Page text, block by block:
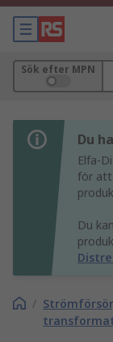
Sök efter MPN
Du
Elfa-
för att
Du
/